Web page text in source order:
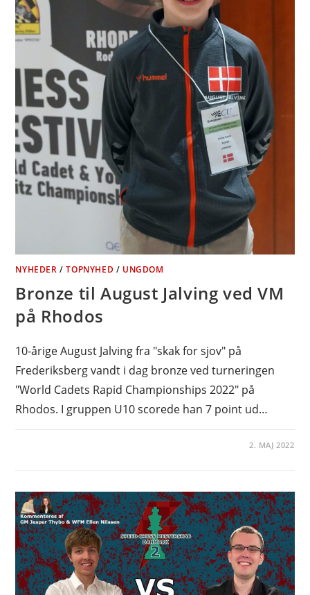
NYHEDER /TOPNYHED / UNGDOM
Bronze til August Jalving ved VM
på Rhodos
10-årige August Jalving fra "skak for sjov" på
Frederiksberg vandt i dag bronze ved turneringen
"World Cadets Rapid Championships 2022" på
Rhodos. I gruppen U10 scorede han 7 point ud…
2. MAJ 2022